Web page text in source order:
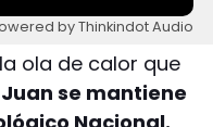
by Thinkindot Audio
ola de calor que
Juan se mantiene
Nacional.